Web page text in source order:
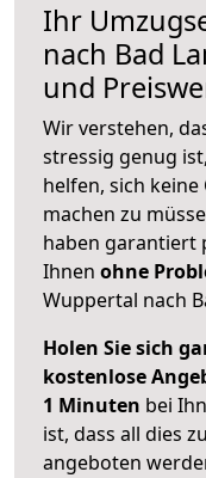
Ihr
nach Bad
und
Wir verstehen,
stressig genug
helfen, sich
machen zu
haben garantiert
Ihnen ohne
Wuppertal nach
Holen Sie sich
kostenlose
1 Minuten bei
ist, dass all dies
angeboten